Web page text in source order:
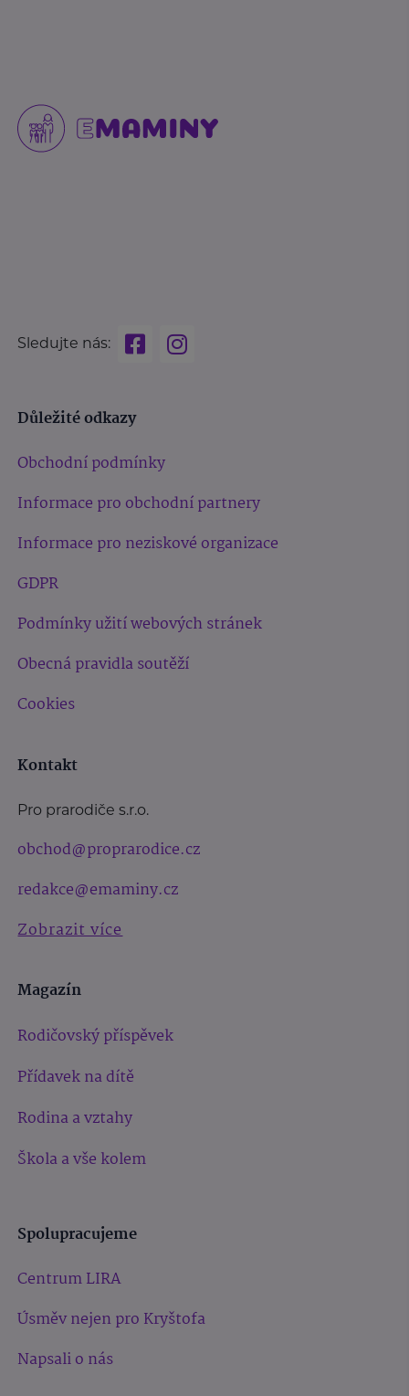
Sledujte nás:
Důležité odkazy
Obchodní podmínky
Informace pro obchodní partnery
Informace pro neziskové organizace
GDPR
Podmínky užití webových stránek
Obecná pravidla soutěží
Cookies
Kontakt
Pro prarodiče s.r.o.
obchod@proprarodice.cz
redakce@emaminy.cz
Zobrazit více
Magazín
Rodičovský příspěvek
Přídavek na dítě
Rodina a vztahy
Škola a vše kolem
Spolupracujeme
Centrum LIRA
Úsměv nejen pro Kryštofa
Napsali o nás